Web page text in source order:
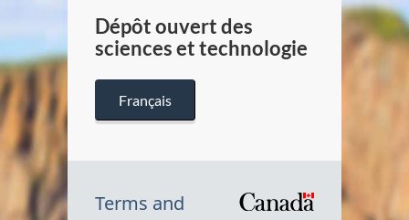
Dépôt ouvert des
sciences et technologie
Français
Terms and